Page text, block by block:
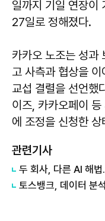
일까지 기일 연장이
27일로 정해졌다.
카카오 노조는 성과
고 사측과 협상을
교섭 결렬을 선언했
이즈, 카카오페이
에 조정을 신청한 상
관련기사